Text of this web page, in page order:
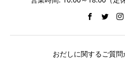
おだしに関するご質